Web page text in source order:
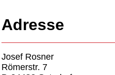
Adresse
Josef Rosner
Römerstr. 7